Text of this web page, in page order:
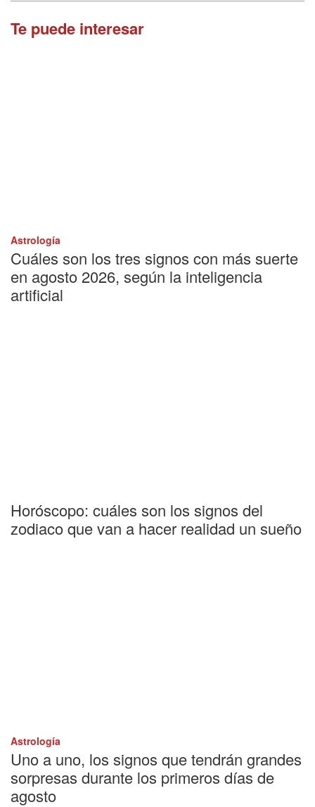
Te puede interesar
Astrología
Cuáles son los tres signos con más suerte
en agosto 2026, según la inteligencia
artificial
Horóscopo: cuáles son los signos del
zodiaco que van a hacer realidad un sueño
Astrología
Uno a uno, los signos que tendrán grandes
sorpresas durante los primeros días de
agosto